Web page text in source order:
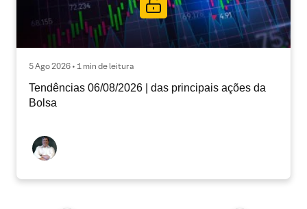
5 Ago 2026 • 1 min de leitura
Tendências 06/08/2026 | das principais ações da
Bolsa